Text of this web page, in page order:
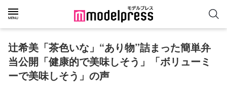
辻希美「茶色いな」“あり物”詰まった簡単弁
当公開「健康的で美味しそう」「ボリューミ
ーで美味しそう」の声